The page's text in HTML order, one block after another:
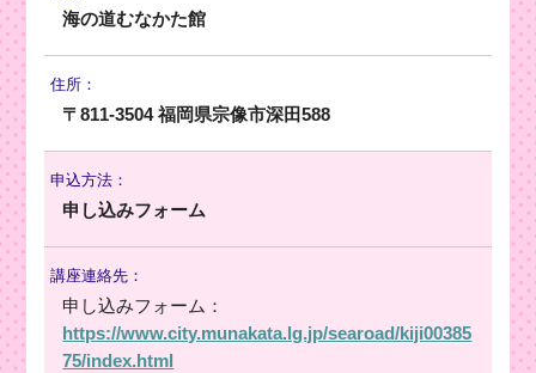
海の道むなかた館
住所：
〒811-3504 福岡県宗像市深田588
申込方法：
申し込みフォーム
講座連絡先：
申し込みフォーム：
https://www.city.munakata.lg.jp/searoad/kiji00385
75/index.html